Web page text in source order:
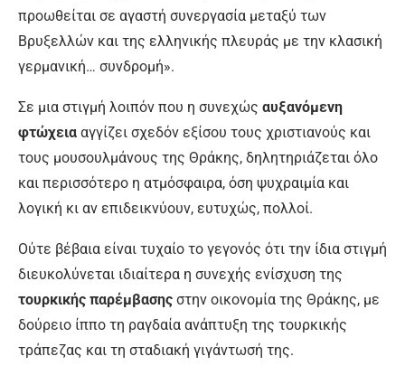
προωθείται σε αγαστή συνεργα­σία μεταξύ των
Βρυξελλών και της ελληνι­κής πλευράς με την κλασική
γερμανική… συνδρομή».
Σε μια στιγμή λοιπόν που η συνεχώς αυ­ξανόμενη
φτώχεια αγγίζει σχεδόν εξίσου τους χριστιανούς και
τους μουσουλμάνους της Θράκης, δηλητηριάζεται όλο
και πε­ρισσότερο η ατμόσφαιρα, όση ψυχραιμία και
λογική κι αν επιδεικνύουν, ευτυχώς, πολλοί.
Ούτε βέβαια είναι τυχαίο το γεγονός ότι την ίδια στιγμή
διευκολύνεται ιδιαίτε­ρα η συνεχής ενίσχυση της
τουρκικής πα­ρέμβασης στην οικονομία της Θράκης, με
δούρειο ίππο τη ραγδαία ανάπτυξη της τουρκικής
τράπεζας και τη σταδιακή γιγάντωσή της.